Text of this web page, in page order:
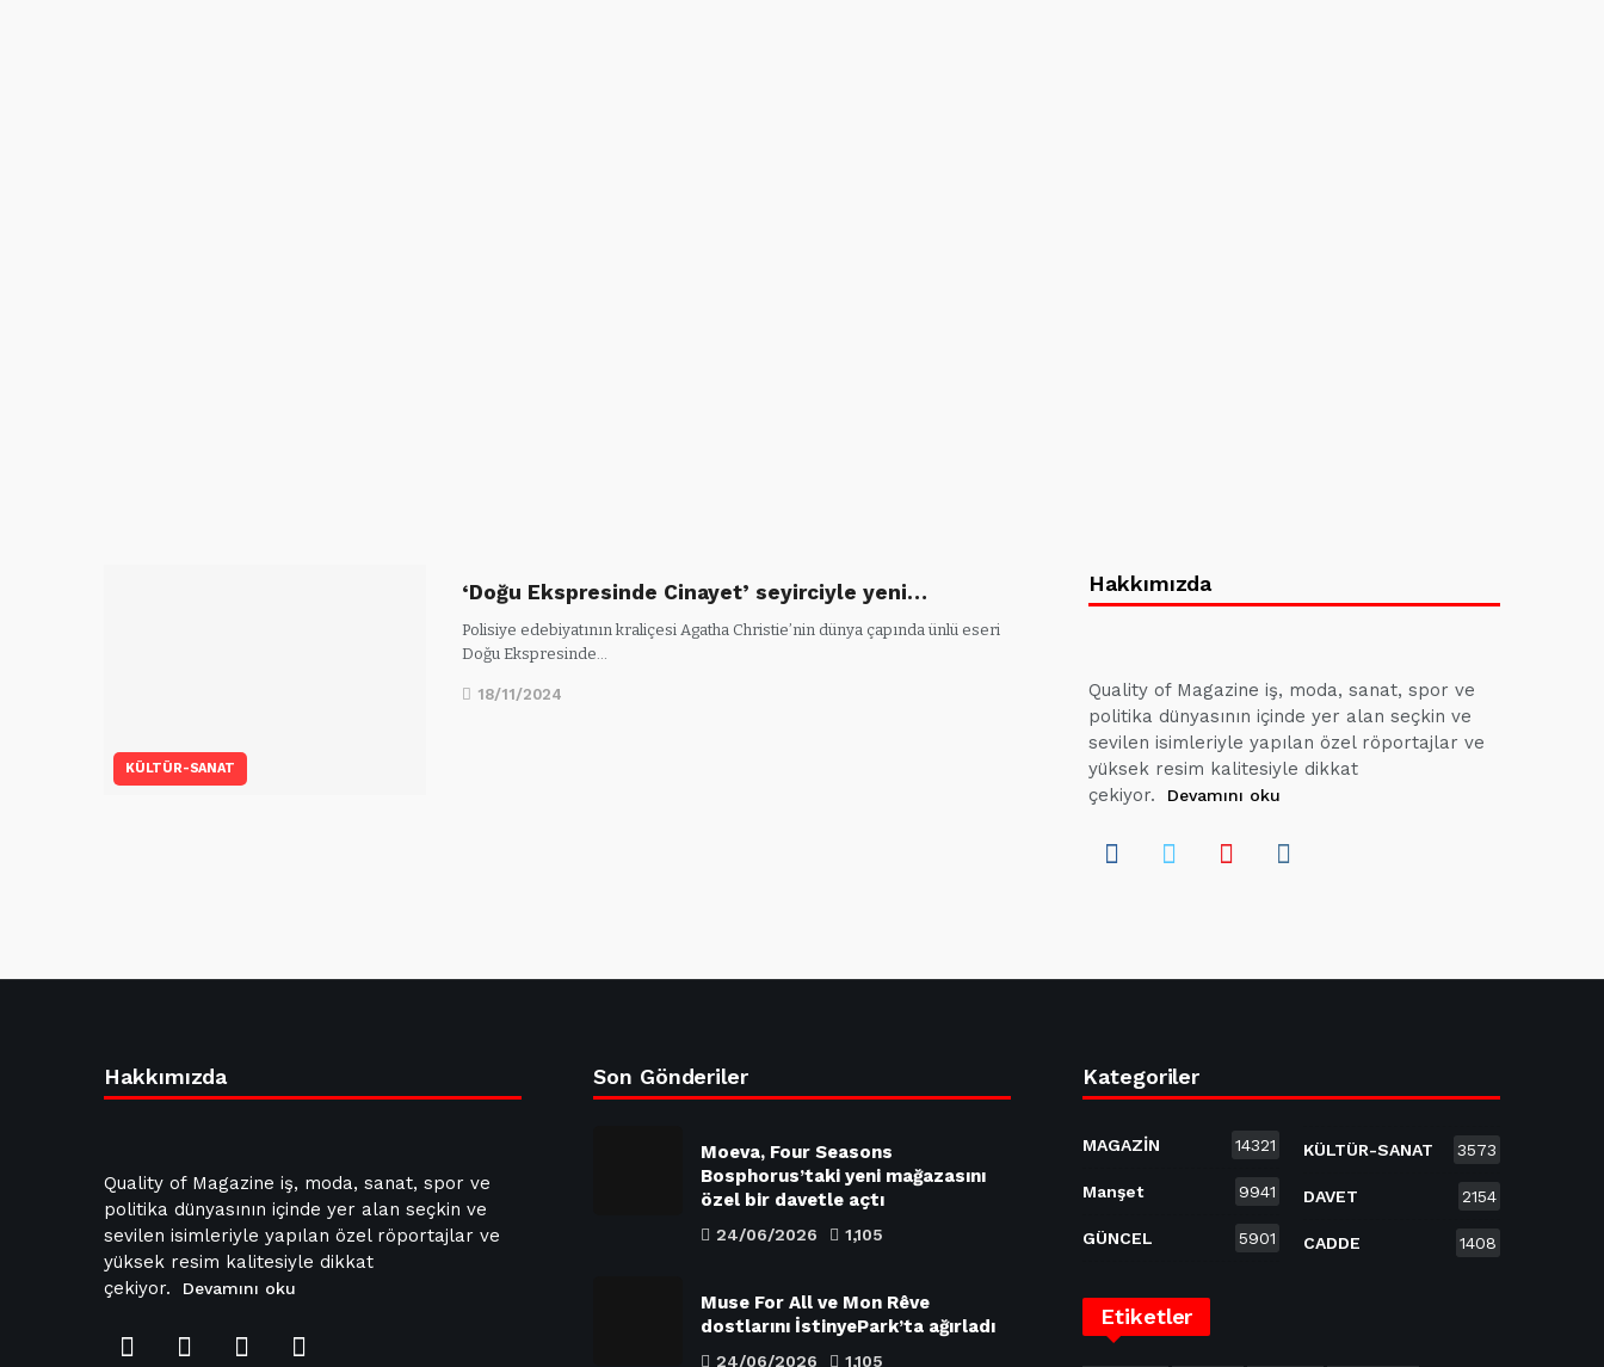
KÜLTÜR-SANAT
‘Doğu Ekspresinde Cinayet’ seyirciyle yeni…
Polisiye edebiyatının kraliçesi Agatha Christie’nin dünya çapında ünlü eseri
Doğu Ekspresinde…
18/11/2024
Hakkımızda
Quality of Magazine iş, moda, sanat, spor ve
politika dünyasının içinde yer alan seçkin ve
sevilen isimleriyle yapılan özel röportajlar ve
yüksek resim kalitesiyle dikkat
çekiyor.
Devamını oku
Hakkımızda
Quality of Magazine iş, moda, sanat, spor ve
politika dünyasının içinde yer alan seçkin ve
sevilen isimleriyle yapılan özel röportajlar ve
yüksek resim kalitesiyle dikkat
çekiyor.
Devamını oku
Son Gönderiler
Moeva, Four Seasons
Bosphorus’taki yeni mağazasını
özel bir davetle açtı
24/06/2026 1,105
Muse For All ve Mon Rêve
dostlarını İstinyePark’ta ağırladı
24/06/2026 1,105
Kategoriler
MAGAZİN 14321
Manşet 9941
GÜNCEL 5901
KÜLTÜR-SANAT 3573
DAVET 2154
CADDE 1408
Etiketler